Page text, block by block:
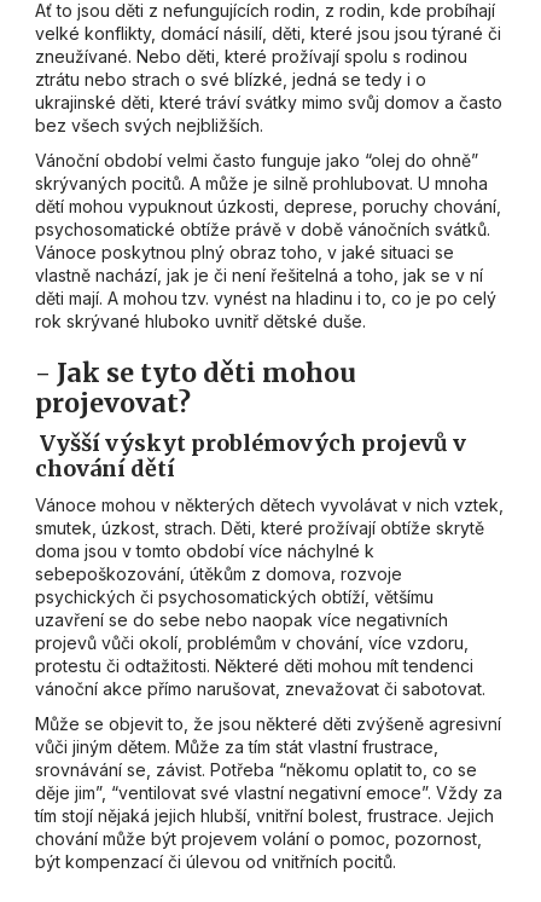
Ať to jsou děti z nefungujících rodin, z rodin, kde probíhají
velké konflikty, domácí násilí, děti, které jsou jsou týrané či
zneužívané. Nebo děti, které prožívají spolu s rodinou
ztrátu nebo strach o své blízké, jedná se tedy i o
ukrajinské děti, které tráví svátky mimo svůj domov a často
bez všech svých nejbližších.
Vánoční období velmi často funguje jako “olej do ohně”
skrývaných pocitů. A může je silně prohlubovat. U mnoha
dětí mohou vypuknout úzkosti, deprese, poruchy chování,
psychosomatické obtíže právě v době vánočních svátků.
Vánoce poskytnou plný obraz toho, v jaké situaci se
vlastně nachází, jak je či není řešitelná a toho, jak se v ní
děti mají. A mohou tzv. vynést na hladinu i to, co je po celý
rok skrývané hluboko uvnitř dětské duše.
- Jak se tyto děti mohou
projevovat?
Vyšší výskyt problémových projevů v
chování dětí
Vánoce mohou v některých dětech vyvolávat v nich vztek,
smutek, úzkost, strach. Děti, které prožívají obtíže skrytě
doma jsou v tomto období více náchylné k
sebepoškozování, útěkům z domova, rozvoje
psychických či psychosomatických obtíží, většímu
uzavření se do sebe nebo naopak více negativních
projevů vůči okolí, problémům v chování, více vzdoru,
protestu či odtažitosti. Některé děti mohou mít tendenci
vánoční akce přímo narušovat, znevažovat či sabotovat.
Může se objevit to, že jsou některé děti zvýšeně agresivní
vůči jiným dětem. Může za tím stát vlastní frustrace,
srovnávání se, závist. Potřeba “někomu oplatit to, co se
děje jim”, “ventilovat své vlastní negativní emoce”. Vždy za
tím stojí nějaká jejich hlubší, vnitřní bolest, frustrace. Jejich
chování může být projevem volání o pomoc, pozornost,
být kompenzací či úlevou od vnitřních pocitů.